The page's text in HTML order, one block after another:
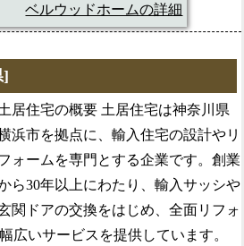
ベルウッドホームの詳細
]
居住宅の概要 土居住宅は神奈川県
浜市を拠点に、輸入住宅の設計やリ
ォームを専門とする企業です。創業
ら30年以上にわたり、輸入サッシや
関ドアの交換をはじめ、全面リフォ
広いサービスを提供しています。